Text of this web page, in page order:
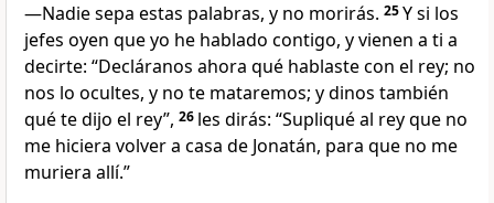
—Nadie sepa estas palabras, y no morirás. 25Y si los
jefes oyen que yo he hablado contigo, y vienen a ti a
decirte: “Decláranos ahora qué hablaste con el rey; no
nos lo ocultes, y no te mataremos; y dinos también
qué te dijo el rey”, 26 les dirás: “Supliqué al rey que no
me hiciera volver a casa de Jonatán, para que no me
muriera allí.”